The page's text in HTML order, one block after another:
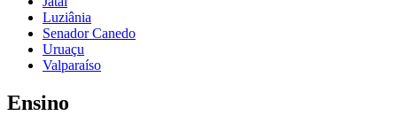
Luziânia
Senador Canedo
Uruaçu
Valparaíso
Ensino